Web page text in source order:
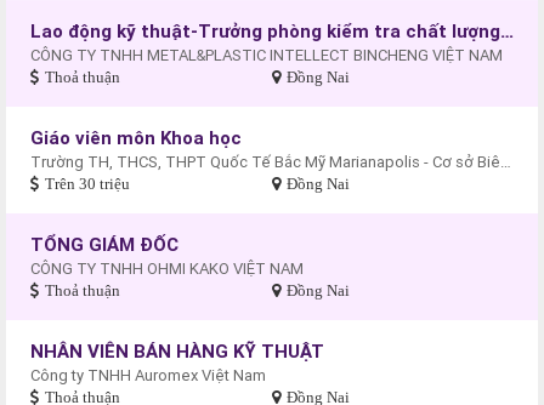
Lao động kỹ thuật-Trưởng phòng kiểm tra chất lượng thành phẩm (QC)
CÔNG TY TNHH METAL&PLASTIC INTELLECT BINCHENG VIỆT NAM
Thoả thuận Đồng Nai
Giáo viên môn Khoa học
Trường TH, THCS, THPT Quốc Tế Bắc Mỹ Marianapolis - Cơ sở Biên Hòa
Trên 30 triệu Đồng Nai
TỔNG GIÁM ĐỐC
CÔNG TY TNHH OHMI KAKO VIỆT NAM
Thoả thuận Đồng Nai
NHÂN VIÊN BÁN HÀNG KỸ THUẬT
Công ty TNHH Auromex Việt Nam
Thoả thuận Đồng Nai